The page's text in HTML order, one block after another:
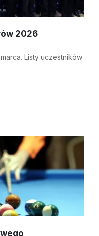
2026
Listy uczestników